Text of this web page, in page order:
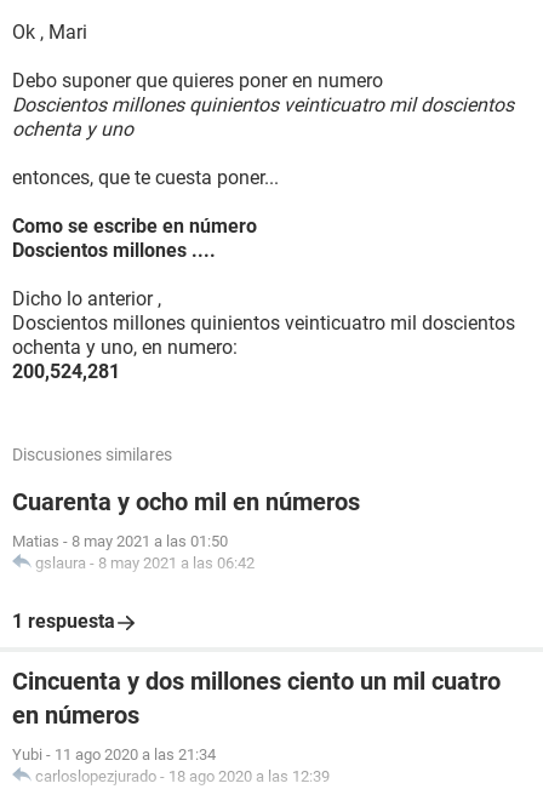
Ok , Mari
Debo suponer que quieres poner en numero
Doscientos millones quinientos veinticuatro mil doscientos
ochenta y uno
entonces, que te cuesta poner...
Como se escribe en número
Doscientos millones ....
Dicho lo anterior ,
Doscientos millones quinientos veinticuatro mil doscientos
ochenta y uno, en numero:
200,524,281
Discusiones similares
Cuarenta y ocho mil en números
Matias - 8 may 2021 a las 01:50
gslaura - 8 may 2021 a las 06:42
1 respuesta
Cincuenta y dos millones ciento un mil cuatro
en números
Yubi - 11 ago 2020 a las 21:34
carloslopezjurado - 18 ago 2020 a las 12:39